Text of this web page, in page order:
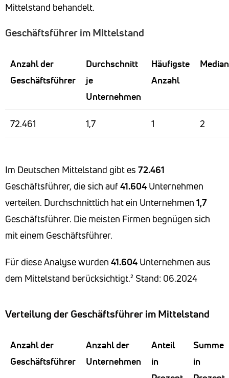
Mittelstand behandelt.
Geschäftsführer im Mittelstand
Anzahl der
Geschäftsführer
Durchschnitt
je
Unternehmen
Häufigste
Anzahl
Median
72.461 1,7 1 2
Im Deutschen Mittelstand gibt es 72.461
Geschäftsführer, die sich auf41.604 Unternehmen
verteilen. Durchschnittlich hat ein Unternehmen 1,7
Geschäftsführer. Die meisten Firmen begnügen sich
mit einem Geschäftsführer.
Für diese Analyse wurden 41.604 Unternehmen aus
dem Mittelstand berücksichtigt.² Stand: 06.2024
Verteilung der Geschäftsführer im Mittelstand
Anzahl der
Geschäftsführer
Anzahl der
Unternehmen
Anteil
in
Summe
in